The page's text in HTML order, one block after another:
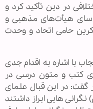
در دین تأکید کرد و
رؤسای هیأت‌های مذهبی و
حامی اتحاد و وحدت
با اشاره به اقدام جدی
کتب و متون درسی در
در این قبال علمای
هایی ابراز داشتند